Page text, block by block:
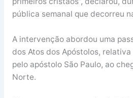
pública semanal que decorreu
A intervenção abordou uma
dos Atos dos Apóstolos,
pelo apóstolo São Paulo, ao
Norte.